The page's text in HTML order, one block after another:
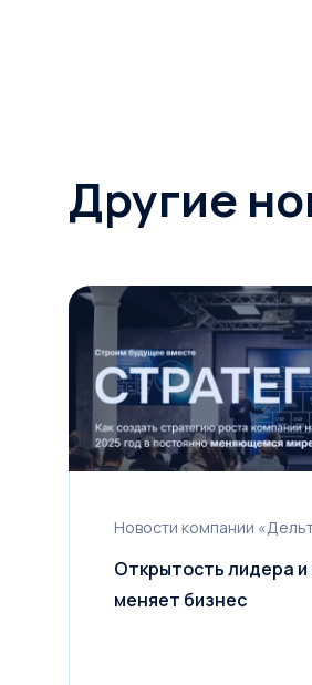
Другие
Новости компании
Открытость лидера и
меняет бизнес